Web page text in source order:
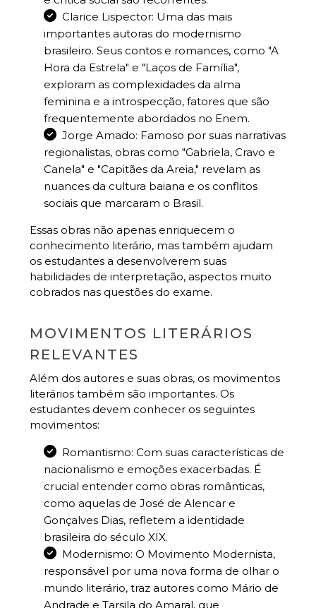
Clarice Lispector: Uma das mais
importantes autoras do modernismo
brasileiro. Seus contos e romances, como "A
Hora da Estrela" e "Laços de Família",
exploram as complexidades da alma
feminina e a introspecção, fatores que são
frequentemente abordados no Enem.
Jorge Amado: Famoso por suas narrativas
regionalistas, obras como "Gabriela, Cravo e
Canela" e "Capitães da Areia," revelam as
nuances da cultura baiana e os conflitos
sociais que marcaram o Brasil.
Essas obras não apenas enriquecem o
conhecimento literário, mas também ajudam
os estudantes a desenvolverem suas
habilidades de interpretação, aspectos muito
cobrados nas questões do exame.
MOVIMENTOS LITERÁRIOS
RELEVANTES
Além dos autores e suas obras, os movimentos
literários também são importantes. Os
estudantes devem conhecer os seguintes
movimentos:
Romantismo: Com suas características de
nacionalismo e emoções exacerbadas. É
crucial entender como obras românticas,
como aquelas de José de Alencar e
Gonçalves Dias, refletem a identidade
brasileira do século XIX.
Modernismo: O Movimento Modernista,
responsável por uma nova forma de olhar o
mundo literário, traz autores como Mário de
Andrade e Tarsila do Amaral, que